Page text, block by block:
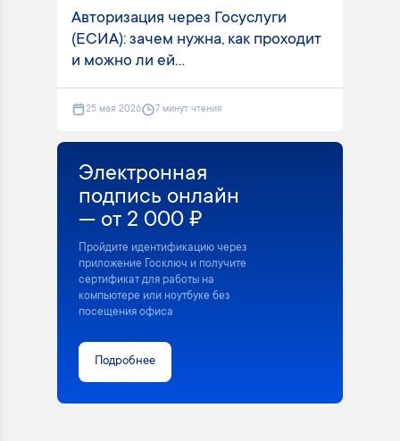
Авторизация через Госуслуги
(ЕСИА): зачем нужна, как проходит
и можно ли ей...
25 мая 2026 7 минут чтения
Электронная
подпись онлайн
— от 2 000 ₽
Пройдите идентификацию через
приложение Госключ и получите
сертификат для работы на
компьютере или ноутбуке без
посещения офиса
Подробнее